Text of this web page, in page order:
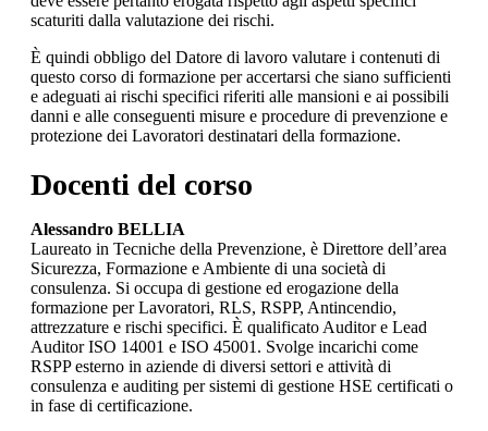
scaturiti dalla valutazione dei rischi.
È quindi obbligo del Datore di lavoro valutare i contenuti di
questo corso di formazione per accertarsi che siano sufficienti
e adeguati ai rischi specifici riferiti alle mansioni e ai possibili
danni e alle conseguenti misure e procedure di prevenzione e
protezione dei Lavoratori destinatari della formazione.
Docenti del corso
Alessandro BELLIA
Laureato in Tecniche della Prevenzione, è Direttore dell’area
Sicurezza, Formazione e Ambiente di una società di
consulenza. Si occupa di gestione ed erogazione della
formazione per Lavoratori, RLS, RSPP, Antincendio,
attrezzature e rischi specifici. È qualificato Auditor e Lead
Auditor ISO 14001 e ISO 45001. Svolge incarichi come
RSPP esterno in aziende di diversi settori e attività di
consulenza e auditing per sistemi di gestione HSE certificati o
in fase di certificazione.